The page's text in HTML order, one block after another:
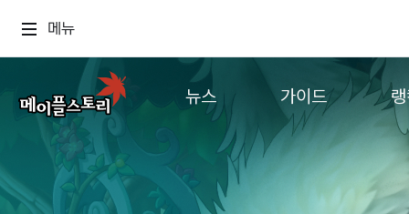
메뉴
뉴스
업데이트
이벤트
가이드
컨텐